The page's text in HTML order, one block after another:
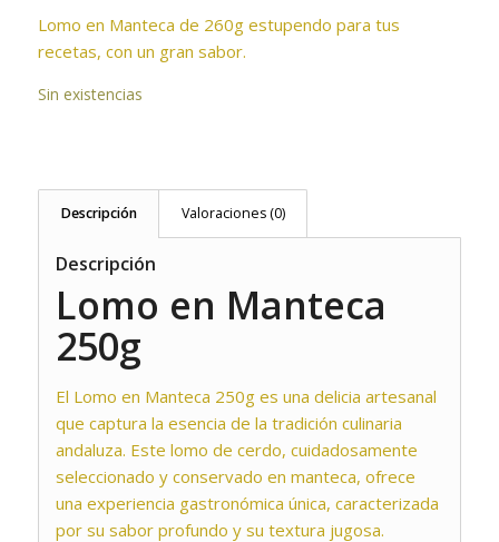
Lomo en Manteca de 260g estupendo para tus
recetas, con un gran sabor.
Sin existencias
Descripción Valoraciones (0)
Descripción
Lomo en Manteca
250g
El Lomo en Manteca 250g es una delicia artesanal
que captura la esencia de la tradición culinaria
andaluza. Este lomo de cerdo, cuidadosamente
seleccionado y conservado en manteca, ofrece
una experiencia gastronómica única, caracterizada
por su sabor profundo y su textura jugosa.